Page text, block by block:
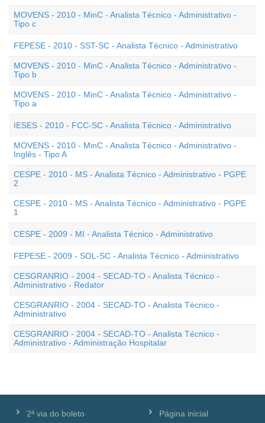
MOVENS - 2010 - MinC - Analista Técnico - Administrativo -
Tipo c
FEPESE - 2010 - SST-SC - Analista Técnico - Administrativo
MOVENS - 2010 - MinC - Analista Técnico - Administrativo -
Tipo b
MOVENS - 2010 - MinC - Analista Técnico - Administrativo -
Tipo a
IESES - 2010 - FCC-SC - Analista Técnico - Administrativo
MOVENS - 2010 - MinC - Analista Técnico - Administrativo -
Inglês - Tipo A
CESPE - 2010 - MS - Analista Técnico - Administrativo - PGPE
2
CESPE - 2010 - MS - Analista Técnico - Administrativo - PGPE
1
CESPE - 2009 - MI - Analista Técnico - Administrativo
FEPESE - 2009 - SOL-SC - Analista Técnico - Administrativo
CESGRANRIO - 2004 - SECAD-TO - Analista Técnico -
Administrativo - Redator
CESGRANRIO - 2004 - SECAD-TO - Analista Técnico -
Administrativo
CESGRANRIO - 2004 - SECAD-TO - Analista Técnico -
Administrativo - Administração Hospitalar
2ª via do boleto Página inicial